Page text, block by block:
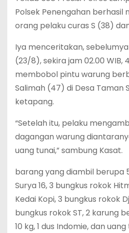
Polsek Penengahan berhasil
orang pelaku curas S (38)
Iya menceritakan,
(23/8), sekira jam 02.00 WIB,
membobol pintu warung
Salimah (47) di Desa Taman
ketapang.
“Setelah itu, pelaku
dagangan warung
uang tunai,” sambung Kasat.
barang yang diambil berupa
Surya 16, 3 bungkus rokok
Kedai Kopi, 3 bungkus rokok
bungkus rokok ST, 2 karung
10 kg, 1 dus Indomie, dan